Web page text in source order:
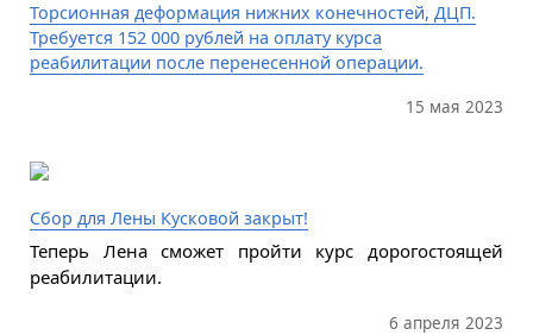
Торсионная деформация нижних конечностей, ДЦП.
Требуется 152 000 рублей на оплату курса
реабилитации после перенесенной операции.
15 мая 2023
Сбор для Лены Кусковой закрыт!
Теперь Лена сможет пройти курс дорогостоящей
реабилитации.
6 апреля 2023